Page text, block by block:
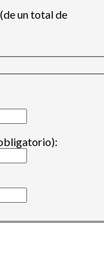
un total de